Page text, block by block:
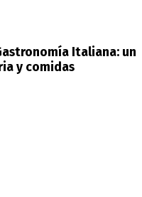
Italiana: un
y comidas